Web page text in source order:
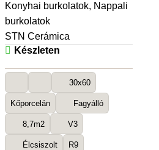
Konyhai burkolatok, Nappali
burkolatok
STN Cerámica
Készleten
30x60
Kőporcelán Fagyálló
8,7m2 V3
Élcsiszolt R9